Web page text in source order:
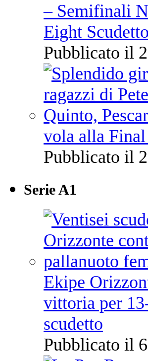
– Semifinali
Eight
Pubblicato il
vola alla
Pubblicato il
Serie A1
Ekipe
vittoria per
scudetto
Pubblicato il